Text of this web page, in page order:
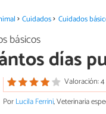
Cuidados Cuidados
básicos
días
Valoración:
PorLucila Ferrini, Veterinaria